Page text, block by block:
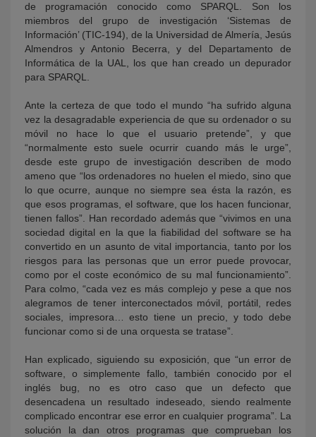
de programación conocido como SPARQL. Son los
miembros del grupo de investigación ‘Sistemas de
Información’ (TIC-194), de la Universidad de Almería, Jesús
Almendros y Antonio Becerra, y del Departamento de
Informática de la UAL, los que han creado un depurador
para SPARQL.
Ante la certeza de que todo el mundo “ha sufrido alguna
vez la desagradable experiencia de que su ordenador o su
móvil no hace lo que el usuario pretende”, y que
“normalmente esto suele ocurrir cuando más le urge”,
desde este grupo de investigación describen de modo
ameno que “los ordenadores no huelen el miedo, sino que
lo que ocurre, aunque no siempre sea ésta la razón, es
que esos programas, el software, que los hacen funcionar,
tienen fallos”. Han recordado además que “vivimos en una
sociedad digital en la que la fiabilidad del software se ha
convertido en un asunto de vital importancia, tanto por los
riesgos para las personas que un error puede provocar,
como por el coste económico de su mal funcionamiento”.
Para colmo, “cada vez es más complejo y pese a que nos
alegramos de tener interconectados móvil, portátil, redes
sociales, impresora… esto tiene un precio, y todo debe
funcionar como si de una orquesta se tratase”.
Han explicado, siguiendo su exposición, que “un error de
software, o simplemente fallo, también conocido por el
inglés bug, no es otro caso que un defecto que
desencadena un resultado indeseado, siendo realmente
complicado encontrar ese error en cualquier programa”. La
solución la dan otros programas que comprueban los